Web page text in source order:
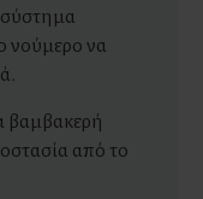
σύστημα
νούμερο να
βαμβακερή
από το